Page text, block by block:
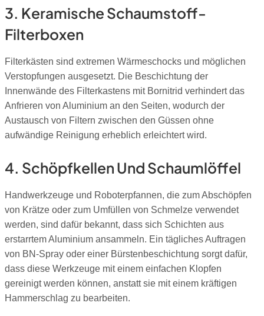
3. Keramische Schaumstoff-
Filterboxen
Filterkästen sind extremen Wärmeschocks und möglichen
Verstopfungen ausgesetzt. Die Beschichtung der
Innenwände des Filterkastens mit Bornitrid verhindert das
Anfrieren von Aluminium an den Seiten, wodurch der
Austausch von Filtern zwischen den Güssen ohne
aufwändige Reinigung erheblich erleichtert wird.
4. Schöpfkellen Und Schaumlöffel
Handwerkzeuge und Roboterpfannen, die zum Abschöpfen
von Krätze oder zum Umfüllen von Schmelze verwendet
werden, sind dafür bekannt, dass sich Schichten aus
erstarrtem Aluminium ansammeln. Ein tägliches Auftragen
von BN-Spray oder einer Bürstenbeschichtung sorgt dafür,
dass diese Werkzeuge mit einem einfachen Klopfen
gereinigt werden können, anstatt sie mit einem kräftigen
Hammerschlag zu bearbeiten.